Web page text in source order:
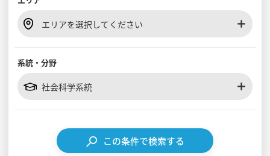
見学会WEB手引書
エリアを選択してください
系統・分野
社会科学系統
この条件で検索する